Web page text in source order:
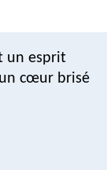
un esprit
cœur brisé